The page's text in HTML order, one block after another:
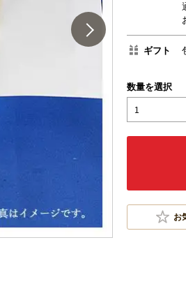
ギフト
数量を選択
1
お